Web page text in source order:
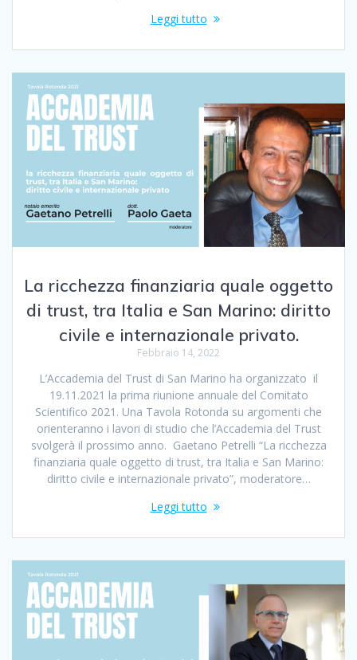
Leggi tutto
La ricchezza finanziaria quale oggetto
di trust, tra Italia e San Marino: diritto
civile e internazionale privato.
Febbraio 14, 2022
L’Accademia del Trust di San Marino ha organizzato il
19.11.2021 la prima riunione annuale del Comitato
Scientifico 2021. Una Tavola Rotonda su argomenti che
orienteranno i lavori di studio che l’Accademia del Trust
svolgerà il prossimo anno. Gaetano Petrelli “La ricchezza
finanziaria quale oggetto di trust, tra Italia e San Marino:
diritto civile e internazionale privato”, moderatore…
Leggi tutto